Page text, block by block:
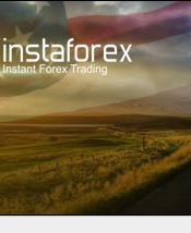
Минимальные